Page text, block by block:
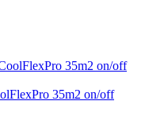
35m2 on/off